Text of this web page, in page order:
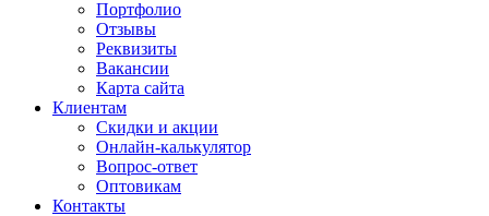
Портфолио
Отзывы
Реквизиты
Вакансии
Карта сайта
Клиентам
Скидки и акции
Онлайн-калькулятор
Вопрос-ответ
Оптовикам
Контакты